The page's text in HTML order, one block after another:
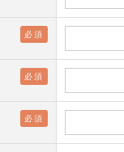
必須
必須
必須